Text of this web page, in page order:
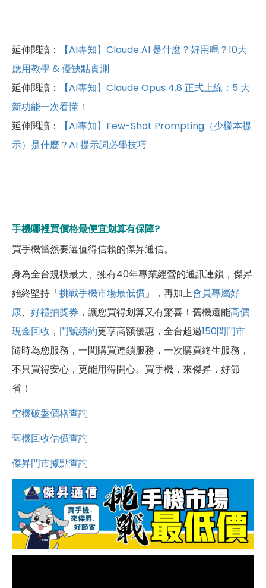
延伸閱讀：
【AI專知】Claude AI 是什麼？好用嗎？10大
應用教學 & 優缺點實測
延伸閱讀：
【AI專知】Claude Opus 4.8 正式上線：5 大
新功能一次看懂！
延伸閱讀：
【AI專知】Few-Shot Prompting（少樣本提
示）是什麼？AI 提示詞必學技巧
手機哪裡買價格最便宜划算有保障?
買手機當然要選值得信賴的傑昇通信。
身為全台規模最大、擁有40年專業經營的通訊連鎖，傑昇
始終堅持「挑戰手機市場最低價 」，再加上會員專屬好
康、 好禮抽獎券 ，讓您買得划算又有驚喜！舊機還能高價
現金回收 ， 門號續約更享高額優惠，全台超過150間門市
隨時為您服務，一間購買連鎖服務，一次購買終生服務，
不只買得安心，更能用得開心。買手機．來傑昇．好節
省！
空機破盤價格查詢
舊機回收估價查詢
傑昇門市據點查詢